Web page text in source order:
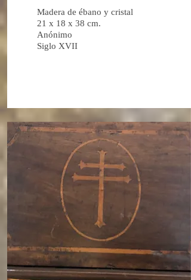
Madera de ébano y cristal
21 x 18 x 38 cm.
Anónimo
Siglo XVII